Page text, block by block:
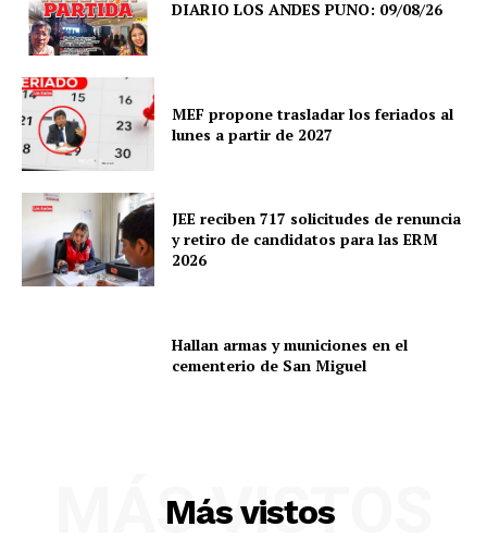
SUSCRIBETE
Diario los Andes
Nosotros
DIARIO LOS ANDES PUNO: 09/08/26
MEF propone trasladar los feriados al
lunes a partir de 2027
JEE reciben 717 solicitudes de renuncia
y retiro de candidatos para las ERM
2026
Hallan armas y municiones en el
cementerio de San Miguel
Más vistos
MÁS VISTOS